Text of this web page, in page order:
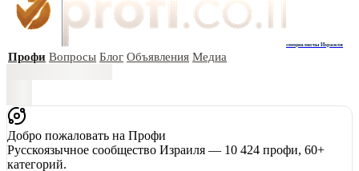
специалисты Израиля
Профи Вопросы Блог Объявления Медиа
Добро пожаловать на Профи
Русскоязычное сообщество Израиля — 10 424 профи, 60+
категорий.